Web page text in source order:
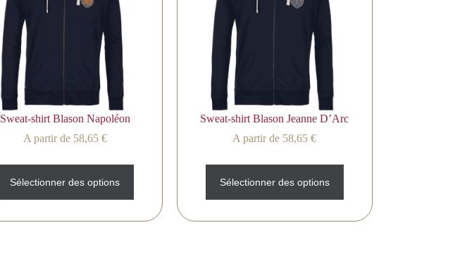
Sweat-shirt Blason Napoléon
A partir de 58,65 €
Sélectionner des options
Sweat-shirt Blason Jeanne D’Arc
A partir de 58,65€
Sélectionner des options